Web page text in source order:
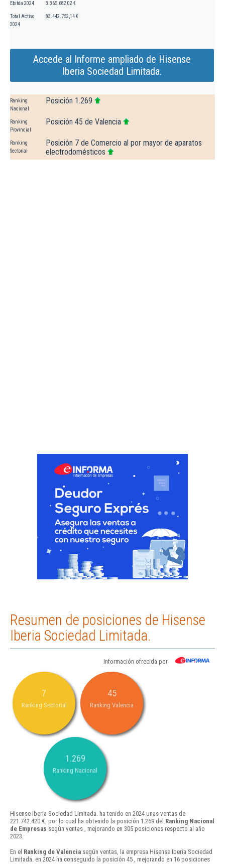
Ebitda 2024 3.365.682,02 €
Total Activo
2024
83.442.752,14 €
Accede al Informe ampliado de Hisense
Iberia Sociedad Limitada.
Ranking
Nacional
Posición 1.269
Ranking
Provincial
Posición 45 de Valencia
Ranking
Sectorial
Posición 7 de Comercio al por mayor de aparatos
electrodomésticos
Resumen de posiciones de Hisense
Iberia Sociedad Limitada.
Información ofrecida por
7
Ranking Sectorial
45
Ranking Valencia
1.269
Ranking Nacional
Hisense Iberia Sociedad Limitada. ha tenido en 2024 unas ventas de
221.742.420 €, por lo cual ha obtenido la posición 1.269 del Ranking Nacional
de Empresas según ventas , mejorando en 305 posiciones respecto al año
2023.
En el Ranking de Valencia según ventas, la empresa Hisense Iberia Sociedad
Limitada. en 2024 ha conseguido la posición 45 , mejorando en 16 posiciones